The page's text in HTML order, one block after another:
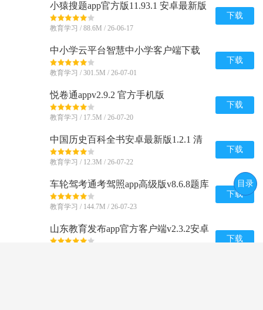
小猿搜题app官方版11.93.1 安卓最新版
教育学习 / 88.6M / 26-06-17
下载
中小学云平台智慧中小学客户端下载
8.0.9 官方最新版
教育学习 / 301.5M / 26-07-01
下载
悦卷通appv2.9.2 官方手机版
教育学习 / 17.5M / 26-07-20
下载
中国历史百科全书安卓最新版1.2.1 清
爽版
教育学习 / 12.3M / 26-07-22
下载
车轮驾考通考驾照app高级版v8.6.8题库
解锁版
教育学习 / 144.7M / 26-07-23
下载
山东教育发布app官方客户端v2.3.2安卓
版
下载
目录